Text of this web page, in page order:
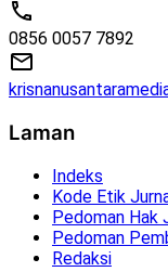
0856 0057 7892
Laman
Indeks
Kode Etik
Pedoman Hak
Pedoman
Redaksi